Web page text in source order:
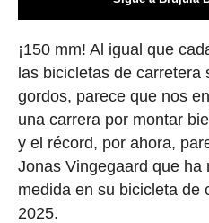
¡150 mm! Al igual que
las bicicletas de carretera
gordos, parece que nos
una carrera por montar
y el récord, por ahora,
Jonas Vingegaard que ha
medida en su bicicleta de
2025.